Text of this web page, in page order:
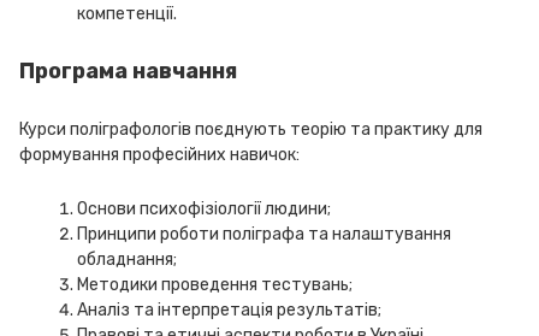
компетенції.
Програма навчання
Курси поліграфологів поєднують теорію та практику для
формування професійних навичок:
Основи психофізіології людини;
Принципи роботи поліграфа та налаштування
обладнання;
Методики проведення тестувань;
Аналіз та інтерпретація результатів;